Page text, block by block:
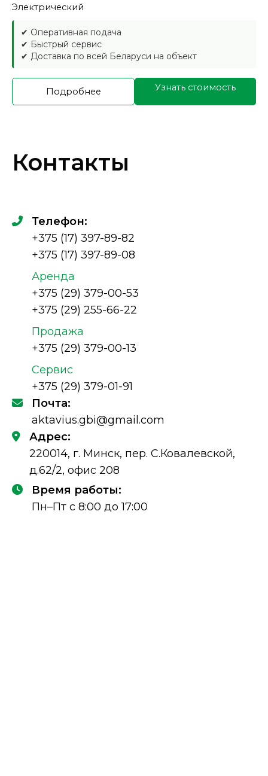
Электрический
✔ Оперативная подача
✔ Быстрый сервис
✔ Доставка по всей Беларуси на объект
Подробнее Узнать стоимость
Контакты
Телефон:
+375 (17) 397-89-82
+375 (17) 397-89-08
Аренда
+375 (29) 379-00-53
+375 (29) 255-66-22
Продажа
+375 (29) 379-00-13
Сервис
+375 (29) 379-01-91
Почта:
aktavius.gbi@gmail.com
Адрес:
220014, г. Минск, пер. С.Ковалевской,
д.62/2, офис 208
Время работы:
Пн–Пт с 8:00 до 17:00